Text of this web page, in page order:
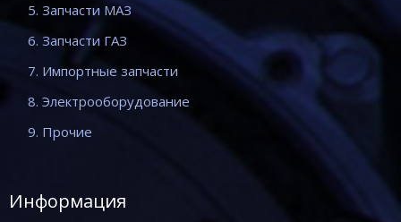
5. Запчасти МАЗ
6. Запчасти ГАЗ
7. Импортные запчасти
8. Электрооборудование
9. Прочие
Информация